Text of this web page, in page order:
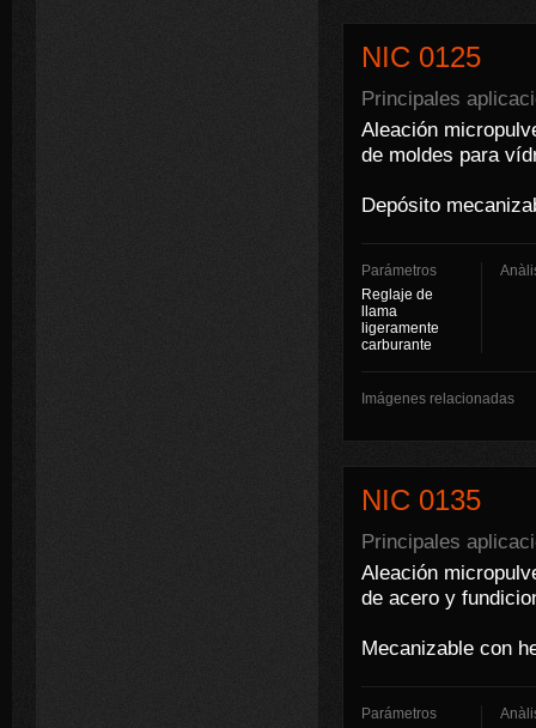
NIC 0125
Principales
Aleación
de moldes para
Depósito
Parámetros
Reglaje de
llama
ligeramente
carburante
Imágenes relacionadas
NIC 0135
Principales
Aleación
de acero y
Mecanizable con
Parámetros